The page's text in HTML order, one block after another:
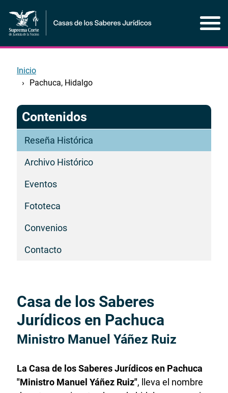
al
principal
Inicio
Pachuca, Hidalgo
Contenidos
Reseña Histórica
Archivo Histórico
Eventos
Fototeca
Convenios
Contacto
Inicio
del
contenido
principal
Casa de los Saberes
Jurídicos en Pachuca
Ministro Manuel Yáñez Ruiz
La Casa de los Saberes Jurídicos en Pachuca
"Ministro Manuel Yáñez Ruiz", lleva el nombre